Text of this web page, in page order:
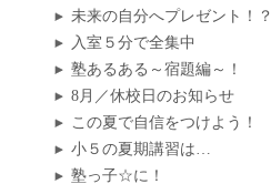
未来の自分へプレゼント！？
入室５分で全集中
塾あるある～宿題編～！
8月／休校日のお知らせ
この夏で自信をつけよう！
小５の夏期講習は…
塾っ子☆に！